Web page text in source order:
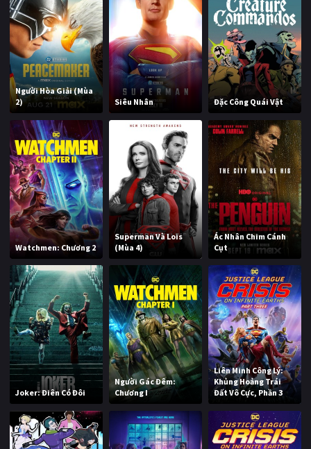
Người Hòa Giải (Mùa
2)
Siêu Nhân Đặc Công Quái Vật
Watchmen: Chương 2
Superman Và Lois
(Mùa 4)
Ác Nhân Chim Cánh
Cụt
Joker: Điên Có Đôi
Người Gác Đêm:
Chương I
Liên Minh Công Lý:
Khủng Hoảng Trái
Đất Vô Cực, Phần 3